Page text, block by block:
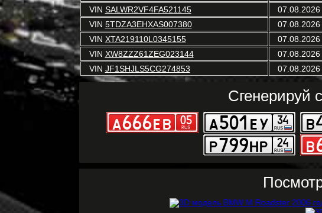
VIN SALWR2VF4FA521145 07.08.2026
VIN 5TDZA3EHXAS007380 07.08.2026
VIN XTA219110L0345155 07.08.2026
VIN XW8ZZZ61ZEG023144 07.08.2026
VIN JF1SHJLS5CG274853 07.08.2026
Сгенерируй